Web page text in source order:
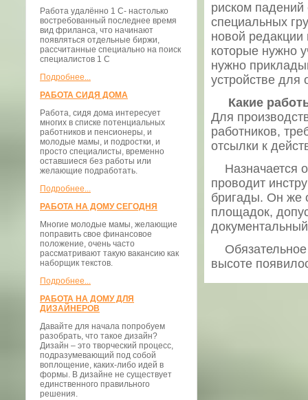
Работа удалённо 1 С- настолько
востребованный последнее время
вид фриланса, что начинают
появляться отдельные биржи,
рассчитанные специально на поиск
специалистов 1 С
Подробнее...
РАБОТА СИДЯ ДОМА
Работа, сидя дома интересует
многих в списке потенциальных
работников и пенсионеры, и
молодые мамы, и подростки, и
просто специалисты, временно
оставшиеся без работы или
желающие подработать.
Подробнее...
РАБОТА НА ДОМУ СЕГОДНЯ
Многие молодые мамы, желающие
поправить свое финансовое
положение, очень часто
рассматривают такую вакансию как
наборщик текстов.
Подробнее...
РАБОТА НА ДОМУ ДЛЯ
ДИЗАЙНЕРОВ
Давайте для начала попробуем
разобрать, что такое дизайн?
Дизайн – это творческий процесс,
подразумевающий под собой
воплощение, каких-либо идей в
формы. В дизайне не существует
единственного правильного
решения.
риском падений
специальных
новой редакции
которые нужно
нужно
устройстве для
Какие
Для
работников,
отсылки к
Назначается
проводит
бригады. Он же
площадок,
Обязательное
высоте